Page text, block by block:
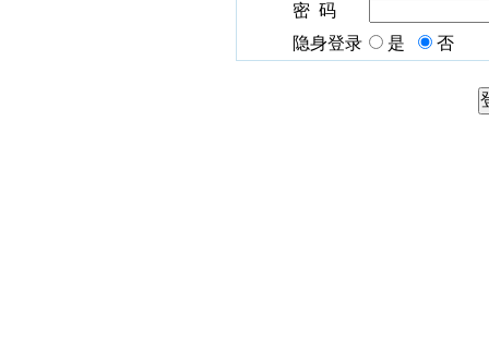
密 码
隐身登录
是 否